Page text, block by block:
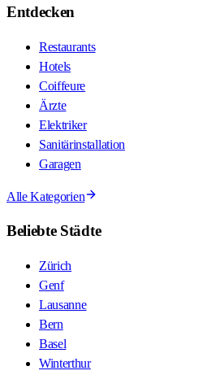
Entdecken
Restaurants
Hotels
Coiffeure
Ärzte
Elektriker
Sanitärinstallation
Garagen
Alle Kategorien
Beliebte Städte
Zürich
Genf
Lausanne
Bern
Basel
Winterthur